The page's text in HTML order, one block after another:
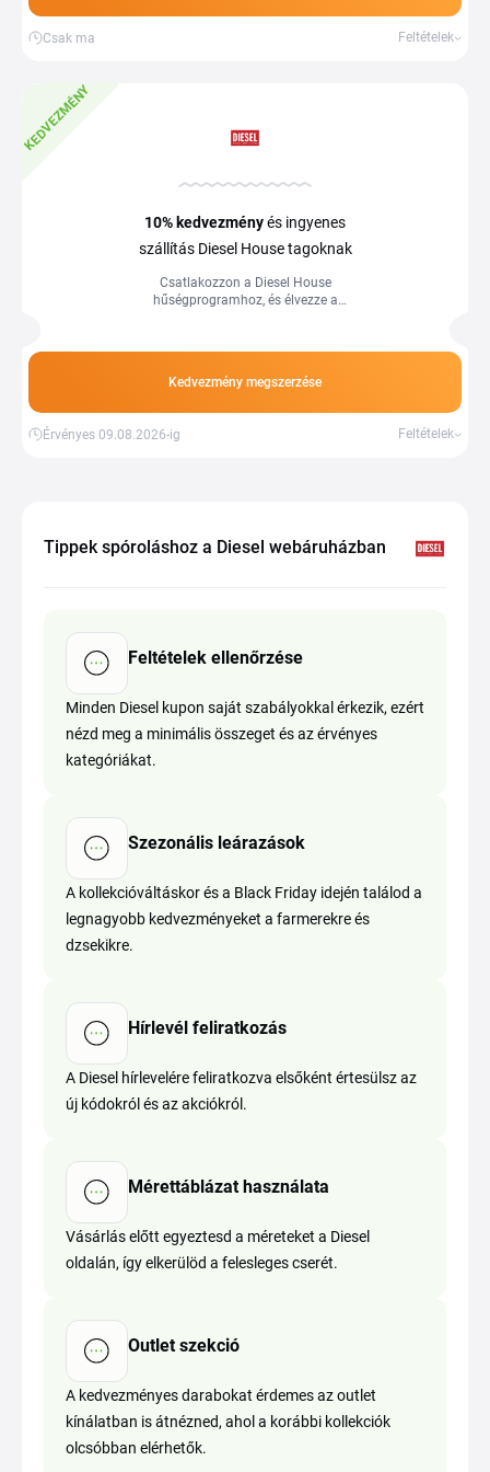
Csak ma Feltételek
KEDVEZMÉNY
10% kedvezményés ingyenes
szállítás Diesel House tagoknak
Csatlakozzon a Diesel House
hűségprogramhoz, és élvezze a
Kedvezmény megszerzése
Érvényes 09.08.2026-ig Feltételek
Tippek spóroláshoz a Diesel webáruházban
Feltételek ellenőrzése
Minden Diesel kupon saját szabályokkal érkezik, ezért
nézd meg a minimális összeget és az érvényes
kategóriákat.
Szezonális leárazások
A kollekcióváltáskor és a Black Friday idején találod a
legnagyobb kedvezményeket a farmerekre és
dzsekikre.
Hírlevél feliratkozás
A Diesel hírlevelére feliratkozva elsőként értesülsz az
új kódokról és az akciókról.
Mérettáblázat használata
Vásárlás előtt egyeztesd a méreteket a Diesel
oldalán, így elkerülöd a felesleges cserét.
Outlet szekció
A kedvezményes darabokat érdemes az outlet
kínálatban is átnézned, ahol a korábbi kollekciók
olcsóbban elérhetők.